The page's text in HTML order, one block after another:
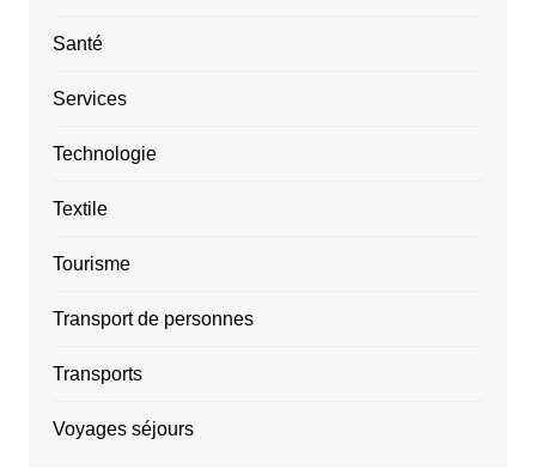
Santé
Services
Technologie
Textile
Tourisme
Transport de personnes
Transports
Voyages séjours